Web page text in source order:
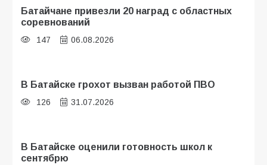
Батайчане привезли 20 наград с областных
соревнований
147 06.08.2026
В Батайске грохот вызван работой ПВО
126 31.07.2026
В Батайске оценили готовность школ к
сентябрю